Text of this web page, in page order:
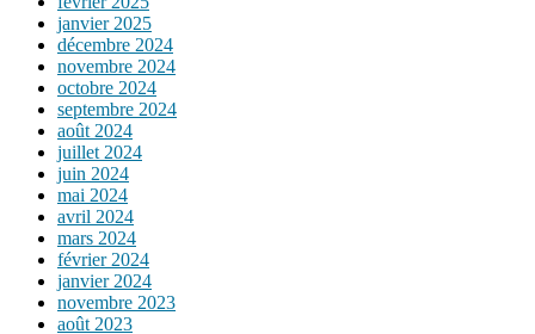
janvier 2025
décembre 2024
novembre 2024
octobre 2024
septembre 2024
août 2024
juillet 2024
juin 2024
mai 2024
avril 2024
mars 2024
février 2024
janvier 2024
novembre 2023
août 2023